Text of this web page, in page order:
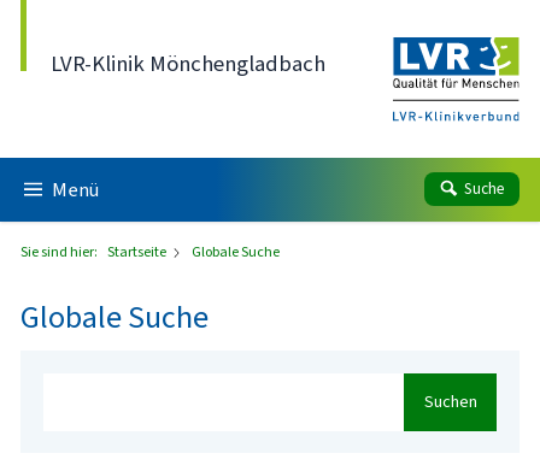
LVR-Klinik Mönchengladbach
Menü Suche
Sie sind hier: Startseite Globale Suche
Globale Suche
Suchen